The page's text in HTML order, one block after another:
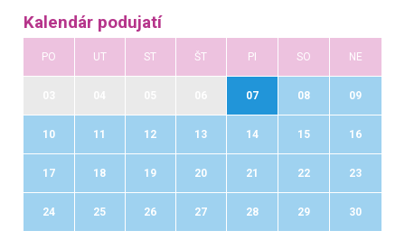
Kalendár podujatí
PO UT ST ŠT PI SO NE
07 08 09
10 11 12 13 14 15 16
17 18 19 20 21 22 23
24 25 26 27 28 29 30